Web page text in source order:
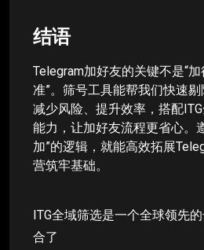
结语
Telegram加好友的关键不是“
准”。筛号工具能帮我们快速剔
减少风险、提升效率，搭配
能力，让加好友流程更省心。
加”的逻辑，就能高效拓展
营筑牢基础。
ITG全域筛选是一个全球领先
合了